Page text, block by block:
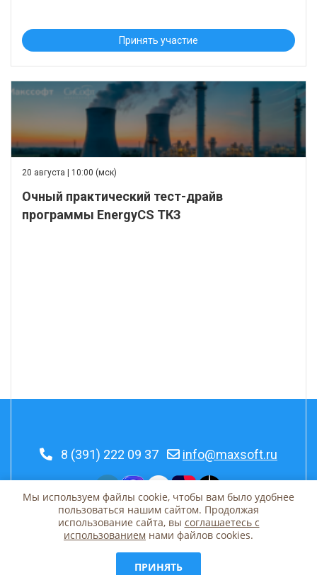
Принять участие
20 августа | 10:00 (мск)
Очный практический тест-драйв
программы EnergyCS ТКЗ
Принять участие
8 (391) 222 09 37 info@maxsoft.ru
© 2026 MaxSoft | Красноярск, Урицкого, 31
Мы используем файлы cookie, чтобы вам было удобнее
пользоваться нашим сайтом. Продолжая
использование сайта, вы соглашаетесь c
использованием нами файлов cookies.
ПРИНЯТЬ